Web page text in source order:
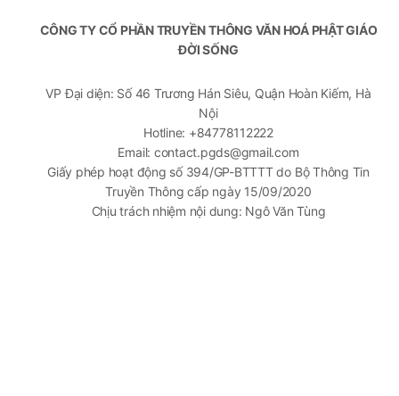
CÔNG TY CỔ PHẦN TRUYỀN THÔNG VĂN HOÁ PHẬT GIÁO
ĐỜI SỐNG
VP Đại diện: Số 46 Trương Hán Siêu, Quận Hoàn Kiếm, Hà
Nội
Hotline: +84778112222
Email: contact.pgds@gmail.com
Giấy phép hoạt động số 394/GP-BTTTT do Bộ Thông Tin
Truyền Thông cấp ngày 15/09/2020
Chịu trách nhiệm nội dung: Ngô Văn Tùng